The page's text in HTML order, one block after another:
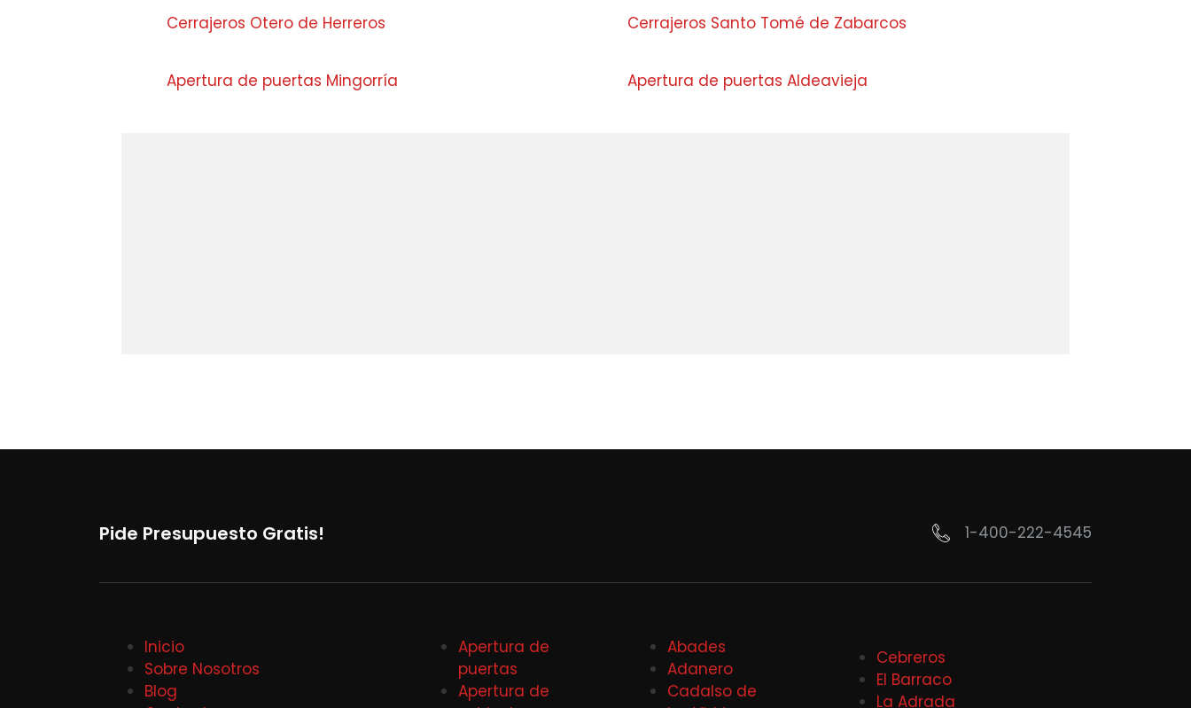
Cerrajeros Otero de Herreros Cerrajeros Santo Tomé de Zabarcos
Apertura de puertas Mingorría Apertura de puertas Aldeavieja
Pide Presupuesto Gratis! 1-400-222-4545
Inicio
Sobre Nosotros
Blog
Apertura de
puertas
Apertura de
Abades
Adanero
Cadalso de
Cebreros
El Barraco
La Adrada